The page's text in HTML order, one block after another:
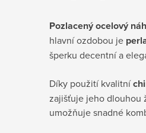
Pozlacený ocelový
hlavní ozdobou je
šperku decentní a
Díky použití kvalitní
zajišťuje jeho dlouhou
umožňuje snadné